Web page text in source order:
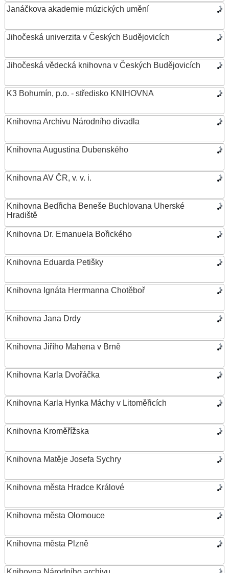
Janáčkova akademie múzických umění
Jihočeská univerzita v Českých Budějovicích
Jihočeská vědecká knihovna v Českých Budějovicích
K3 Bohumín, p.o. - středisko KNIHOVNA
Knihovna Archivu Národního divadla
Knihovna Augustina Dubenského
Knihovna AV ČR, v. v. i.
Knihovna Bedřicha Beneše Buchlovana Uherské
Hradiště
Knihovna Dr. Emanuela Bořického
Knihovna Eduarda Petišky
Knihovna Ignáta Herrmanna Chotěboř
Knihovna Jana Drdy
Knihovna Jiřího Mahena v Brně
Knihovna Karla Dvořáčka
Knihovna Karla Hynka Máchy v Litoměřicích
Knihovna Kroměřížska
Knihovna Matěje Josefa Sychry
Knihovna města Hradce Králové
Knihovna města Olomouce
Knihovna města Plzně